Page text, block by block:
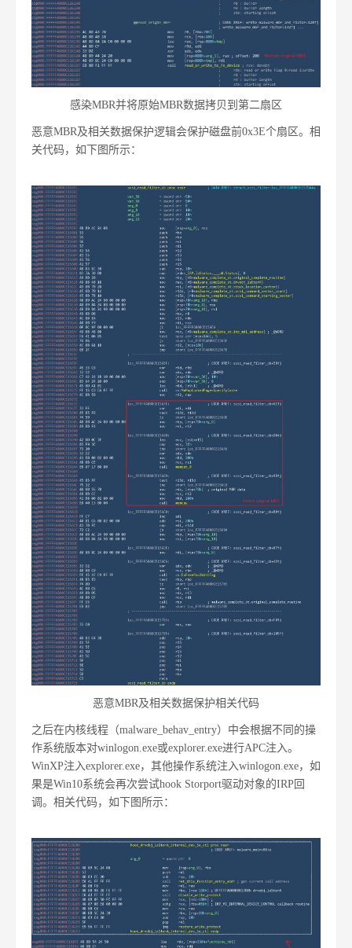
感染MBR并将原始MBR数据拷贝到第二扇区
恶意MBR及相关数据保护逻辑会保护磁盘前0x3E个扇区。相
关代码，如下图所示：
恶意MBR及相关数据保护相关代码
之后在内核线程（malware_behav_entry）中会根据不同的操
作系统版本对winlogon.exe或explorer.exe进行APC注入。
WinXP注入explorer.exe，其他操作系统注入winlogon.exe，如
果是Win10系统会再次尝试hook Storport驱动对象的IRP回
调。相关代码，如下图所示：